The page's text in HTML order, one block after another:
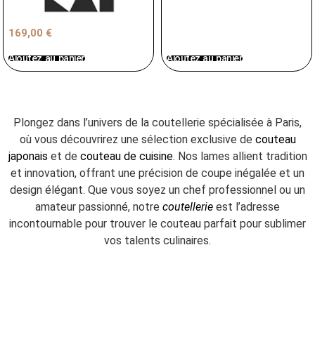
169,00 €
Ajoutez au panier Ajoutez au panier
Plongez dans l’univers de la coutellerie spécialisée à Paris,
où vous découvrirez une sélection exclusive de couteau
japonais et de couteau de cuisine. Nos lames allient tradition
et innovation, offrant une précision de coupe inégalée et un
design élégant. Que vous soyez un chef professionnel ou un
amateur passionné, notre coutellerie est l’adresse
incontournable pour trouver le couteau parfait pour sublimer
vos talents culinaires.